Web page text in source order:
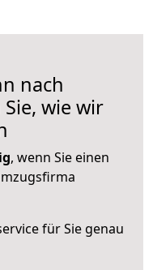
nach
wie wir
, wenn Sie einen
für Sie genau